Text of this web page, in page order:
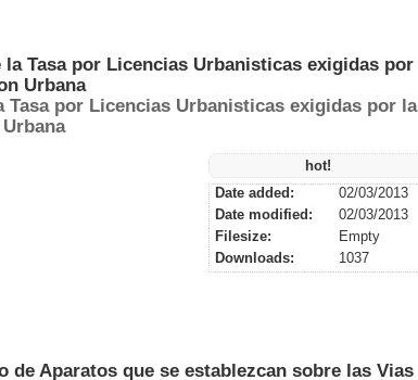
Tasa por Licencias Urbanisticas exigidas por la
hot!
Date added:
02/03/2013
Date modified:
02/03/2013
Filesize:
Empty
Downloads:
1037